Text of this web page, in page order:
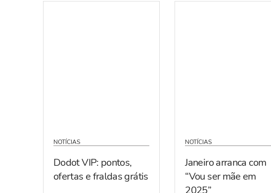
NOTÍCIAS
Dodot VIP: pontos,
ofertas e fraldas grátis
NOTÍCIAS
Janeiro arranca com
“Vou ser mãe em
2025”